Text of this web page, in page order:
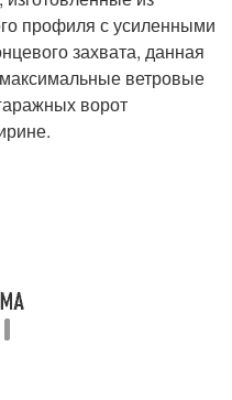
профиля с усиленными
захвата, данная
ветровые
ворот